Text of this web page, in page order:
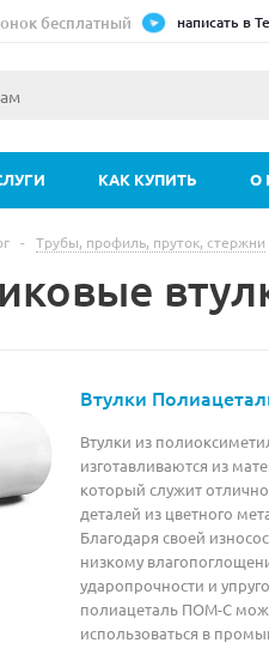
бесплатный написать в
КАК КУПИТЬ О
- Трубы, профиль, пруток, стержни
Втулки
Втулки из
изготавливаются из
который служит
деталей из цветного
Благодаря своей
низкому
ударопрочности и
полиацеталь ПОМ-С
использоваться в